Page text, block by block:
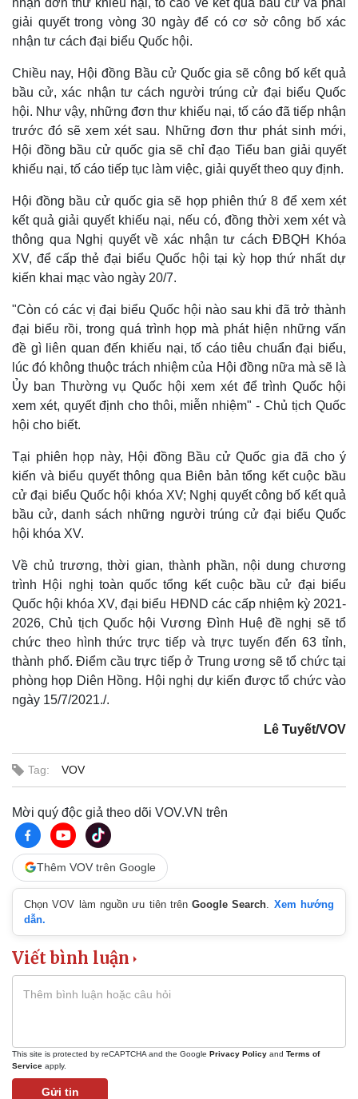
Pháp luật
Vụ án
Tin nóng
Tư vấn luật
Quân sự - Quốc phòng
Vũ khí
giải quyết trong vòng 30 ngày để có cơ sở công bố xác
nhận tư cách đại biểu Quốc hội.
Chiều nay, Hội đồng Bầu cử Quốc gia sẽ công bố kết quả
bầu cử, xác nhận tư cách người trúng cử đại biểu Quốc
hội. Như vậy, những đơn thư khiếu nại, tố cáo đã tiếp nhận
trước đó sẽ xem xét sau. Những đơn thư phát sinh mới,
Hội đồng bầu cử quốc gia sẽ chỉ đạo Tiểu ban giải quyết
khiếu nại, tố cáo tiếp tục làm việc, giải quyết theo quy định.
Hội đồng bầu cử quốc gia sẽ họp phiên thứ 8 để xem xét
kết quả giải quyết khiếu nại, nếu có, đồng thời xem xét và
thông qua Nghị quyết về xác nhận tư cách ĐBQH Khóa
XV, để cấp thẻ đại biểu Quốc hội tại kỳ họp thứ nhất dự
kiến khai mạc vào ngày 20/7.
"Còn có các vị đại biểu Quốc hội nào sau khi đã trở thành
đại biểu rồi, trong quá trình họp mà phát hiện những vấn
đề gì liên quan đến khiếu nại, tố cáo tiêu chuẩn đại biểu,
lúc đó không thuộc trách nhiệm của Hội đồng nữa mà sẽ là
Ủy ban Thường vụ Quốc hội xem xét để trình Quốc hội
xem xét, quyết định cho thôi, miễn nhiệm" - Chủ tịch Quốc
hội cho biết.
Tại phiên họp này, Hội đồng Bầu cử Quốc gia đã cho ý
kiến và biểu quyết thông qua Biên bản tổng kết cuộc bầu
cử đại biểu Quốc hội khóa XV; Nghị quyết công bố kết quả
bầu cử, danh sách những người trúng cử đại biểu Quốc
hội khóa XV.
Về chủ trương, thời gian, thành phần, nội dung chương
trình Hội nghị toàn quốc tổng kết cuộc bầu cử đại biểu
Quốc hội khóa XV, đại biểu HĐND các cấp nhiệm kỳ 2021-
2026, Chủ tịch Quốc hội Vương Đình Huệ đề nghị sẽ tổ
chức theo hình thức trực tiếp và trực tuyến đến 63 tỉnh,
thành phố. Điểm cầu trực tiếp ở Trung ương sẽ tổ chức tại
phòng họp Diên Hồng. Hội nghị dự kiến được tổ chức vào
ngày 15/7/2021./.
Lê Tuyết/VOV
Tag: VOV
Mời quý độc giả theo dõi VOV.VN trên
Thêm VOV trên Google
Chọn VOV làm nguồn ưu tiên trênGoogle Search
Xem hướng
dẫn.
Viết bình luận
This site is protected by reCAPTCHA and the Google Privacy Policy and Terms of
Service apply.
Gửi tin